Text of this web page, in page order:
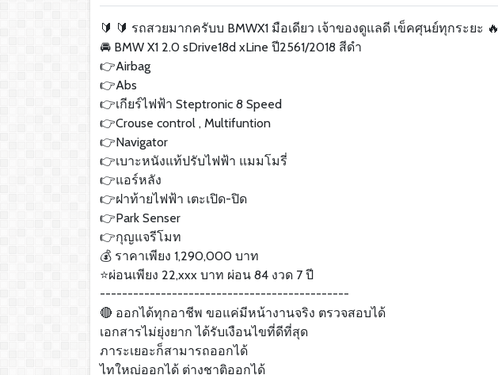
🔰 🔰 รถสวยมากครับบ BMWX1 มือเดียว เจ้าของดูแลดี เข็คศุนย์ทุกระยะ 🔥
🚘 BMW X1 2.0 sDrive18d xLine ปี2561/2018 สีดำ
👉Airbag
👉Abs
👉เกียร์ไฟฟ้า Steptronic 8 Speed
👉Crouse control , Multifuntion
👉Navigator
👉เบาะหนังแท้ปรับไฟฟ้า แมมโมรี่
👉แอร์หลัง
👉ฝาท้ายไฟฟ้า เตะเปิด-ปิด
👉Park Senser
👉กุญแจรีโมท
💰 ราคาเพียง 1,290,000 บาท
⭐️ผ่อนเพียง 22,xxx บาท ผ่อน 84 งวด 7 ปี
---------------------------------------------
🔴 ออกได้ทุกอาชีพ ขอแค่มีหน้างานจริง ตรวจสอบได้
เอกสารไม่ยุ่งยาก ได้รับเงือนไขที่ดีที่สุด
ภาระเยอะก็สามารถออกได้
ไทใหญ่ออกได้ ต่างชาติออกได้